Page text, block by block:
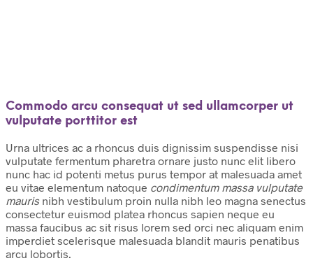
Commodo arcu consequat ut sed ullamcorper ut
vulputate porttitor est
Urna ultrices ac a rhoncus duis dignissim suspendisse nisi
vulputate fermentum pharetra ornare justo nunc elit libero
nunc hac id potenti metus purus tempor at malesuada amet
eu vitae elementum natoque condimentum massa vulputate
mauris nibh vestibulum proin nulla nibh leo magna senectus
consectetur euismod platea rhoncus sapien neque eu
massa faucibus ac sit risus lorem sed orci nec aliquam enim
imperdiet scelerisque malesuada blandit mauris penatibus
arcu lobortis.